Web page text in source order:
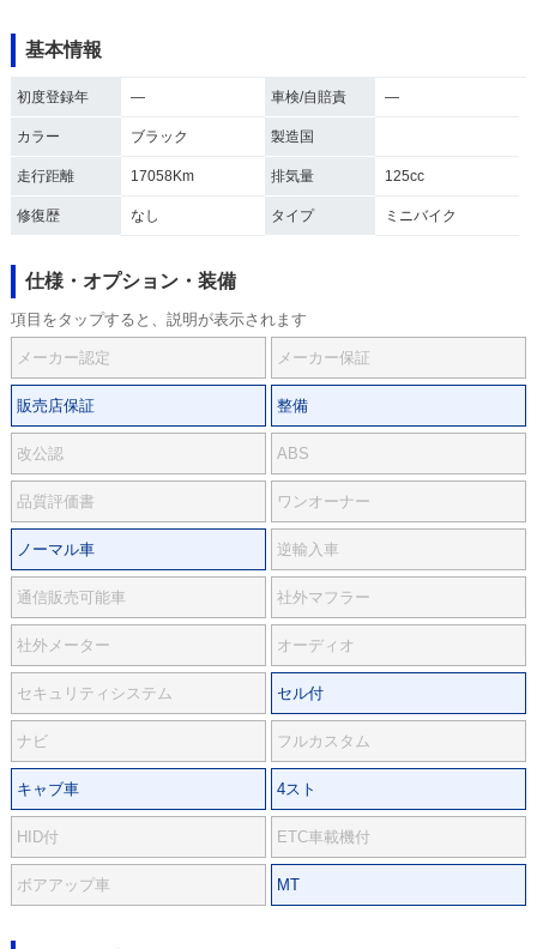
基本情報
初度登録年 ― 車検/自賠責 ―
カラー ブラック 製造国
走行距離 17058Km 排気量 125cc
修復歴 なし タイプ ミニバイク
仕様・オプション・装備
項目をタップすると、説明が表示されます
メーカー認定 メーカー保証
販売店保証 整備
改公認 ABS
品質評価書 ワンオーナー
ノーマル車 逆輸入車
通信販売可能車 社外マフラー
社外メーター オーディオ
セキュリティシステム セル付
ナビ フルカスタム
キャブ車 4スト
HID付 ETC車載機付
ボアアップ車 MT